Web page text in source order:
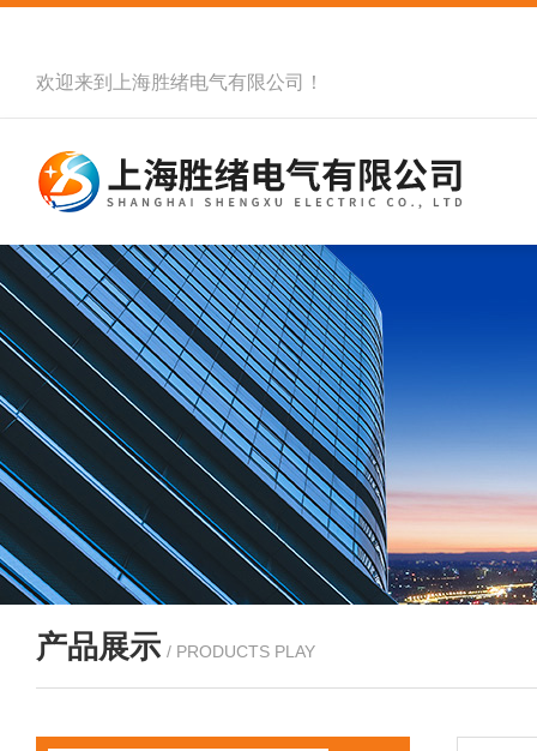
欢迎来到 上海胜绪电气有限公司 ！
产品展示 / PRODUCTS PLAY